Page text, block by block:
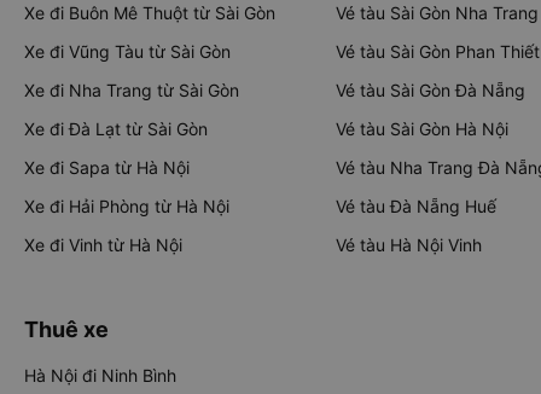
Xe đi Buôn Mê Thuột từ Sài Gòn
Xe đi Vũng Tàu từ Sài Gòn
Xe đi Nha Trang từ Sài Gòn
Xe đi Đà Lạt từ Sài Gòn
Xe đi Sapa từ Hà Nội
Xe đi Hải Phòng từ Hà Nội
Xe đi Vinh từ Hà Nội
Vé tàu Sài Gòn Nha Trang
Vé tàu Sài Gòn Phan Thiết
Vé tàu Sài Gòn Đà Nẵng
Vé tàu Sài Gòn Hà Nội
Vé tàu Nha Trang Đà
Vé tàu Đà Nẵng Huế
Vé tàu Hà Nội Vinh
Thuê xe
Hà Nội đi Ninh Bình